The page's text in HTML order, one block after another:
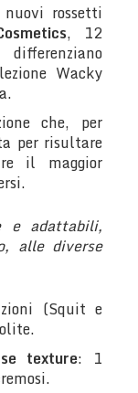
rossetti
, 12
Wacky
che, per
per risultare
il maggior
e adattabili,
alle diverse
(Squit e
texture: 1